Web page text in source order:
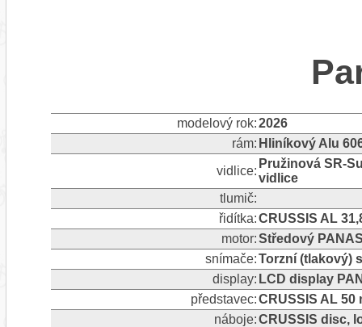
modelový rok:2026
rám: Hliníkový Alu
vidlice:
Pružinová SR-
vidlice
tlumič:
řidítka:CRUSSIS AL
motor:Středový
snímače:Torzní (tlakový)
display: LCD display
představec:CRUSSIS AL 50
náboje:CRUSSIS disc,